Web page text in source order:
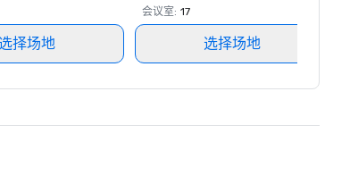
择场地
会议室: 17
选择场地